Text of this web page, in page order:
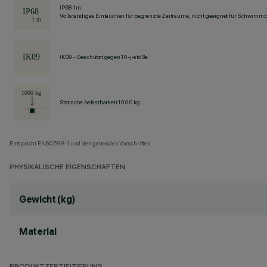
IP68 1m
Vollständiges Eintauchen für begrenzte Zeiträume, nicht geeignet für
IK09 - Geschützt gegen 10-j-stöße
Statische belastbarkeit 1000 kg
Entspricht EN60598-1 und den geltenden Vorschriften.
PHYSIKALISCHE EIGENSCHAFTEN
Gewicht (kg)
Material